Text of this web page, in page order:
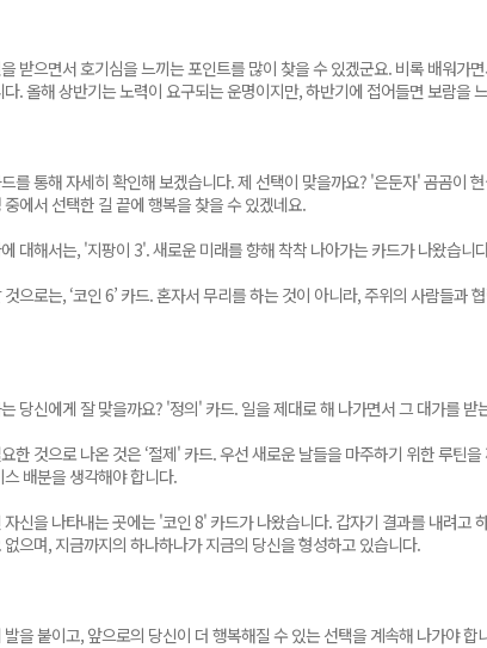
받으면서 호기심을 느끼는 포인트를 많이 찾을 수 있겠군요. 비록 배워가
. 올해 상반기는 노력이 요구되는 운명이지만, 하반기에 접어들면 보람을
를 통해 자세히 확인해 보겠습니다. 제 선택이 맞을까요? '은둔자' 곰곰이
중에서 선택한 길 끝에 행복을 찾을 수 있겠네요.
대해서는, '지팡이 3'. 새로운 미래를 향해 착착 나아가는 카드가 나왔습니
으로는, ‘코인 6’ 카드. 혼자서 무리를 하는 것이 아니라, 주위의 사람들과
당신에게 잘 맞을까요? '정의' 카드. 일을 제대로 해 나가면서 그 대가를
한 것으로 나온 것은 ‘절제' 카드. 우선 새로운 날들을 마주하기 위한 루틴
배분을 생각해야 합니다.
신을 나타내는 곳에는 '코인 8' 카드가 나왔습니다. 갑자기 결과를 내려고
없으며, 지금까지의 하나하나가 지금의 당신을 형성하고 있습니다.
을 붙이고, 앞으로의 당신이 더 행복해질 수 있는 선택을 계속해 나가야